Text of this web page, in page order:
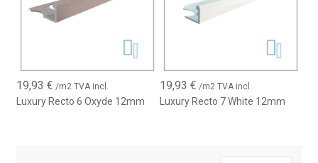
19,93€ /m2 TVA incl.
Luxury Recto 6 Oxyde 12mm
19,93 € /m2 TVA incl.
Luxury Recto 7 White 12mm